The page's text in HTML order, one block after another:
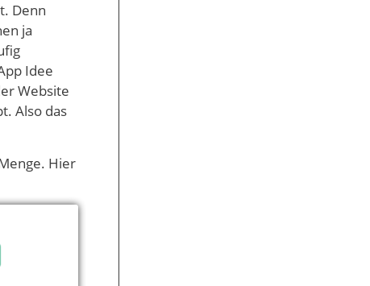
Denn
ja
Idee
Website
Also das
Hier